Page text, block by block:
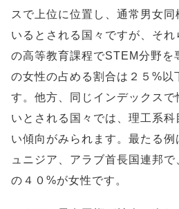
スで上位に位置し、通常男女
いるとされる国々ですが、そ
の高等教育課程でSTEM分野を
の女性の占める割合は２５%以
す。他方、同じインデックスで
いとされる国々では、理工系
い傾向がみられます。最たる
ュニジア、アラブ首長国連邦
の４０%が女性です。